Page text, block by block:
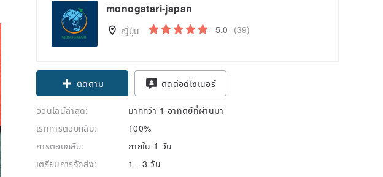
monogatari-japan
ญี่ปุ่น 5.0 (39)
ติดตาม ติดต่อดีไซเนอร์
ออนไลน์ล่าสุด:
มากกว่า 1 อาทิตย์ที่ผ่านมา
เรทการตอบกลับ:
100%
การตอบกลับ:
ภายใน 1 วัน
เตรียมการจัดส่ง:
1 - 3 วัน